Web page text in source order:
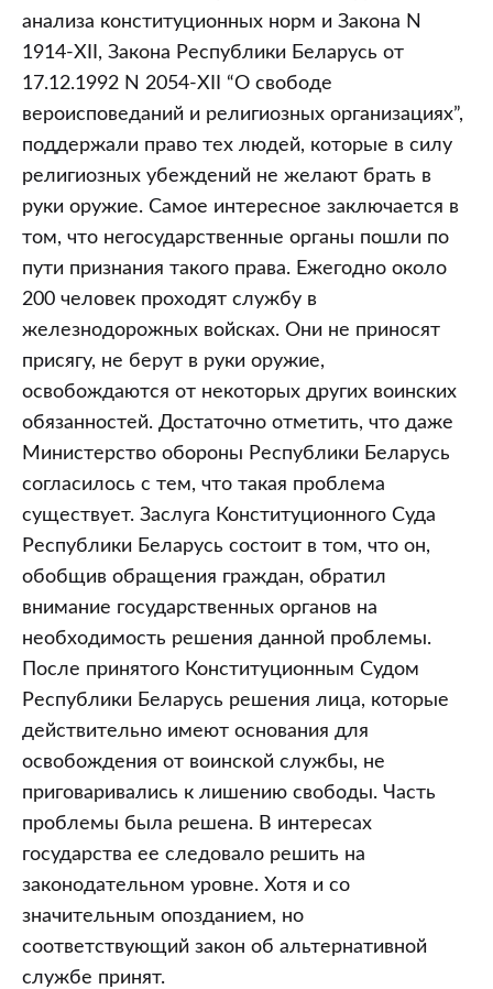
анализа конституционных норм и Закона N
1914-XII, Закона Республики Беларусь от
17.12.1992 N 2054-XII “О свободе
вероисповеданий и религиозных организациях”,
поддержали право тех людей, которые в силу
религиозных убеждений не желают брать в
руки оружие. Самое интересное заключается в
том, что негосударственные органы пошли по
пути признания такого права. Ежегодно около
200 человек проходят службу в
железнодорожных войсках. Они не приносят
присягу, не берут в руки оружие,
освобождаются от некоторых других воинских
обязанностей. Достаточно отметить, что даже
Министерство обороны Республики Беларусь
согласилось с тем, что такая проблема
существует. Заслуга Конституционного Суда
Республики Беларусь состоит в том, что он,
обобщив обращения граждан, обратил
внимание государственных органов на
необходимость решения данной проблемы.
После принятого Конституционным Судом
Республики Беларусь решения лица, которые
действительно имеют основания для
освобождения от воинской службы, не
приговаривались к лишению свободы. Часть
проблемы была решена. В интересах
государства ее следовало решить на
законодательном уровне. Хотя и со
значительным опозданием, но
соответствующий закон об альтернативной
службе принят.